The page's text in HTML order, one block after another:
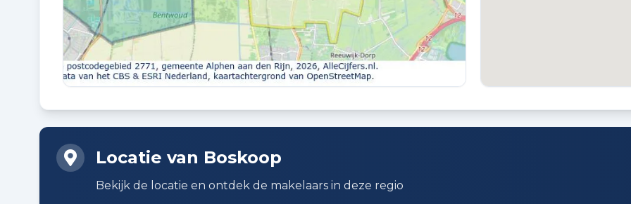
PARKEREN
Op eigen terrein
GARAGE TYPE
Inpandig
11-06-2026
Locatie van Boskoop
Bekijk de locatie en ontdek de makelaars in deze regio